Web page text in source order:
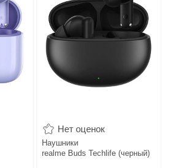
Нет оценок
Наушники
realme Buds Techlife (черный)